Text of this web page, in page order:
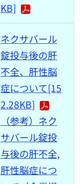
KB]
ネクサバール
錠投与後の肝
不全、肝性脳
症について[15
2.28KB]
（参考）ネク
サバール錠投
与後の肝不全,
肝性脳症につ